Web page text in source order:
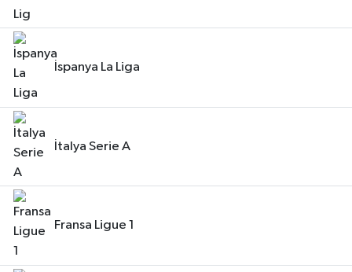
İspanya La Liga
İtalya Serie A
Fransa Ligue 1